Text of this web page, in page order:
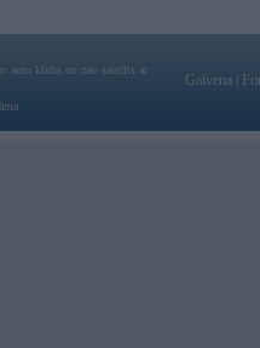
auto klubs un nav saistīts ar
Galvena